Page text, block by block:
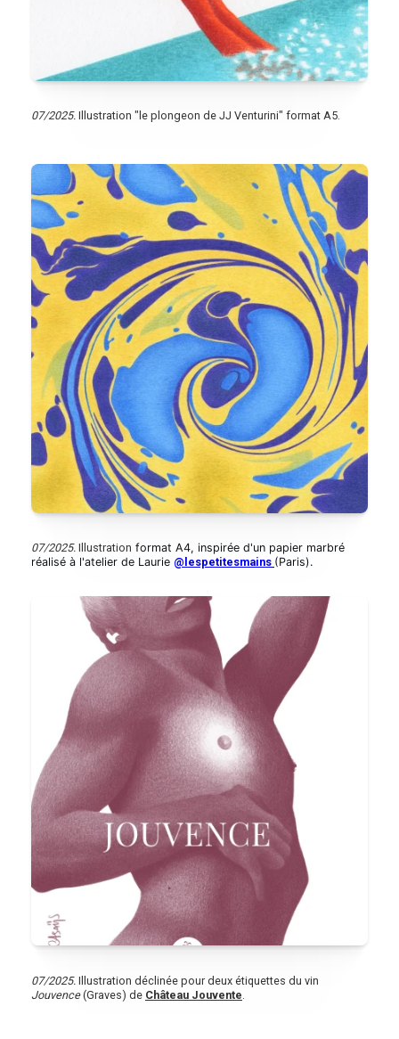
07/2025. Illustration format A4, inspirée d'un papier marbré
réalisé à l'atelier de Laurie @lespetitesmains (Paris).
07/2025. Illustration déclinée pour deux étiquettes du vin
Jouvence(Graves) de Château Jouvente
07/2025. Illustration "le plongeon de JJ Venturini" format A5.